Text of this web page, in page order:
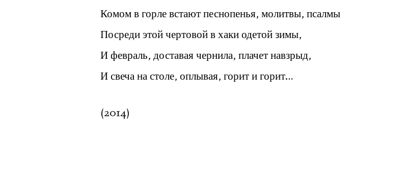
Комом в горле встают песнопенья, молитвы, псалмы
Посреди этой чертовой в хаки одетой зимы,
И февраль, доставая чернила, плачет навзрыд,
И свеча на столе, оплывая, горит и горит…
(2014)